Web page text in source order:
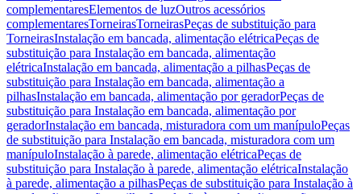
complementaresElementos de luzOutros acessórios
complementaresTorneirasTorneirasPeças de substituição para
TorneirasInstalação em bancada, alimentação elétricaPeças de
substituição para Instalação em bancada, alimentação
elétricaInstalação em bancada, alimentação a pilhasPeças de
substituição para Instalação em bancada, alimentação a
pilhasInstalação em bancada, alimentação por geradorPeças de
substituição para Instalação em bancada, alimentação por
geradorInstalação em bancada, misturadora com um manípuloPeças
de substituição para Instalação em bancada, misturadora com um
manípuloInstalação à parede, alimentação elétricaPeças de
substituição para Instalação à parede, alimentação elétricaInstalação
à parede, alimentação a pilhasPeças de substituição para Instalação à